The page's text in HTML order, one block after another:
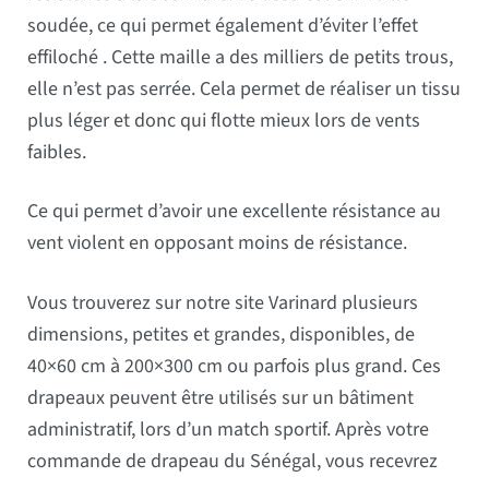
soudée, ce qui permet également d’éviter l’effet
effiloché . Cette maille a des milliers de petits trous,
elle n’est pas serrée. Cela permet de réaliser un tissu
plus léger et donc qui flotte mieux lors de vents
faibles.
Ce qui permet d’avoir une excellente résistance au
vent violent en opposant moins de résistance.
Vous trouverez sur notre site Varinard plusieurs
dimensions, petites et grandes, disponibles, de
40×60 cm à 200×300 cm ou parfois plus grand. Ces
drapeaux peuvent être utilisés sur un bâtiment
administratif, lors d’un match sportif. Après votre
commande de drapeau du Sénégal, vous recevrez